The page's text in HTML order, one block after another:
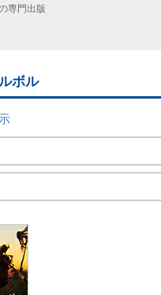
専門出版
ボル